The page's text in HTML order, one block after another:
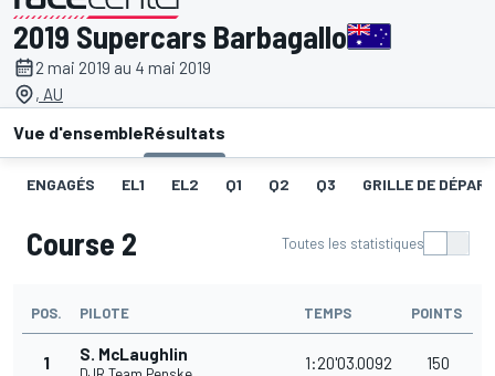
présenté par
2019 Supercars Barbagallo
2 mai 2019 au 4 mai 2019
, AU
Vue d'ensembleRésultats
ENGAGÉS EL1 EL2 Q1 Q2 Q3 GRILLE DE
Course 2 Toutes les statistiques
POS. PILOTE TEMPS POINTS
1 S. McLaughlin 1:20'03.0092 150